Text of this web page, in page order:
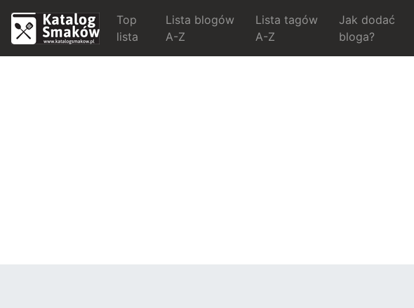
Top
lista
Lista blogów
A-Z
Lista tagów
A-Z
Jak dodać
bloga?